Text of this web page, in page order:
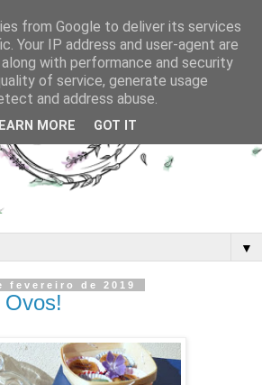
▼
fevereiro de 2019
from Google to deliver its services
Your IP address and user-agent are
with performance and security
of service, generate usage
and address abuse.
MORE GOT IT